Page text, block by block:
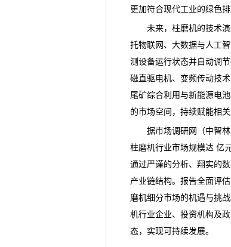
更加符合现代工业的绿色排
未来，柱磨机的技术演
托物联网、大数据与人工
测设备运行状态并自动调
磁直驱电机、变频传动技
尾矿综合利用与新能源电
的市场空间，持续赋能相关
据市场调研网（中智林
柱磨机行业市场规模达 亿
通过严谨的分析、翔实的
产业链结构。报告全面评
磨机细分市场的机遇与挑
机行业企业、投资机构及
态，实现可持续发展。